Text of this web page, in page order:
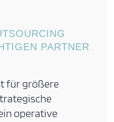
PARTNER
für größere
operative